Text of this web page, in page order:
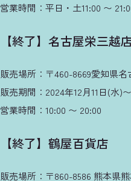
営業時間：平日・土11:00 〜
【終了】名古屋栄三越
販売場所：〒460-8669愛知県名
販売期間：2024年12月11日(水)
営業時間：10:00 〜 20:00
【終了】鶴屋百貨店
販売場所：〒860-8586 熊本県